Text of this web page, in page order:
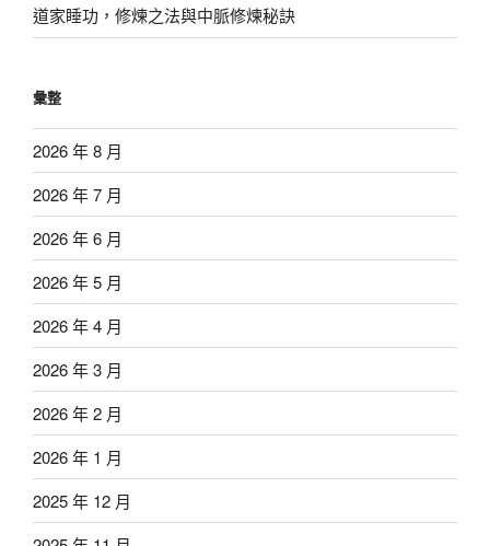
道家睡功，修煉之法與中脈修煉秘訣
彙整
2026 年 8 月
2026 年 7 月
2026 年 6 月
2026 年 5 月
2026 年 4 月
2026 年 3 月
2026 年 2 月
2026 年 1 月
2025 年 12 月